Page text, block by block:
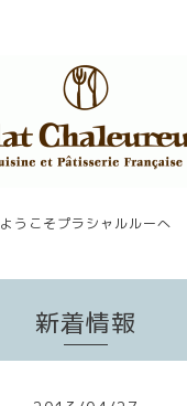
ようこそプラシャルルーへ
新着情報